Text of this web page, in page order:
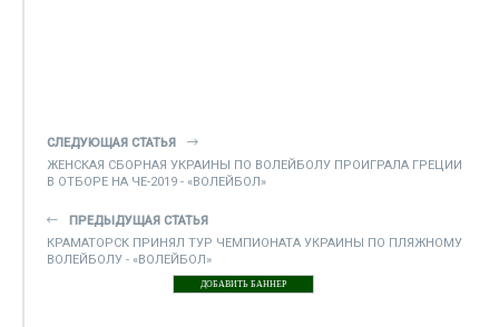
СЛЕДУЮЩАЯ СТАТЬЯ
ЖЕНСКАЯ СБОРНАЯ УКРАИНЫ ПО ВОЛЕЙБОЛУ ПРОИГРАЛА ГРЕЦИИ
В ОТБОРЕ НА ЧЕ-2019 - «ВОЛЕЙБОЛ»
ПРЕДЫДУЩАЯ СТАТЬЯ
КРАМАТОРСК ПРИНЯЛ ТУР ЧЕМПИОНАТА УКРАИНЫ ПО ПЛЯЖНОМУ
ВОЛЕЙБОЛУ - «ВОЛЕЙБОЛ»
ДОБАВИТЬ БАННЕР